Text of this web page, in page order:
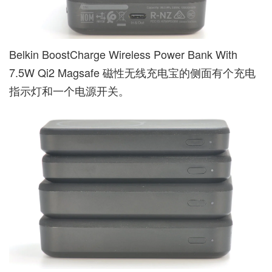
Belkin BoostCharge Wireless Power Bank With
7.5W Qi2 Magsafe 磁性无线充电宝的侧面有个充电
指示灯和一个电源开关。